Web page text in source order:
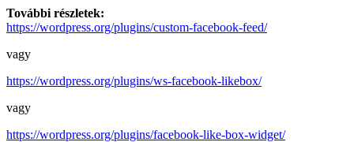
További részletek:
https://wordpress.org/plugins/custom-facebook-feed/
vagy
https://wordpress.org/plugins/ws-facebook-likebox/
vagy
https://wordpress.org/plugins/facebook-like-box-widget/